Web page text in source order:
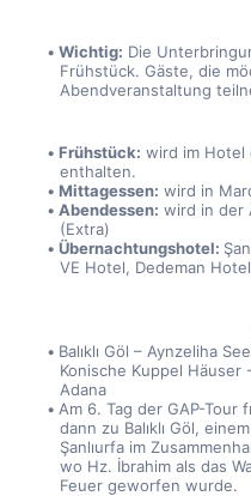
Wichtig: Die
Frühstück. Gäste, die
Abendveranstaltung
Frühstück: wird im Hotel
enthalten.
Mittagessen: wird in
Abendessen: wird in der
(Extra)
Übernachtungshotel:
VE Hotel, Dedeman
Balıklı Göl – Aynzeliha
Konische Kuppel
Adana
Am 6. Tag der GAP-
dann zu Balıklı Göl,
Şanlıurfa im
wo Hz. İbrahim als das
Feuer geworfen wurde.